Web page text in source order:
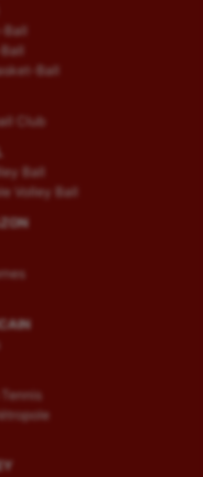
Ball
Club
Ball
Volley Ball